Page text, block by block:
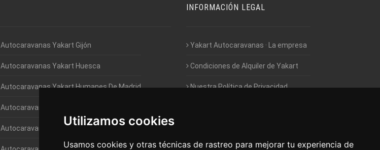
Utilizamos cookies
Usamos cookies y otras técnicas de rastreo para mejorar tu experiencia de
Autocaravanas Yakart Gijón
Autocaravanas Yakart Huesca
Autocaravanas Yakart Humanes De Madrid
Autocaravanas Yakart Jaén
Autocaravanas Yakart Lugo
INFORMACIÓN LEGAL
Yakart Autocaravanas · La empresa
Condiciones de Alquiler de Yakart
Nuestra Política de Privacidad